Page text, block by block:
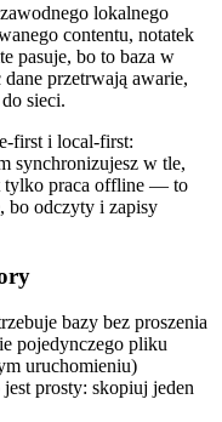
lokalnego
contentu, notatek
pasuje, bo to baza w
przetrwają awarie,
sieci.
i local‑first:
synchronizujesz w tle,
tylko praca offline — to
bo odczyty i zapisy
bazy bez proszenia
pojedynczego pliku
uruchomieniu)
prosty: skopiuj jeden